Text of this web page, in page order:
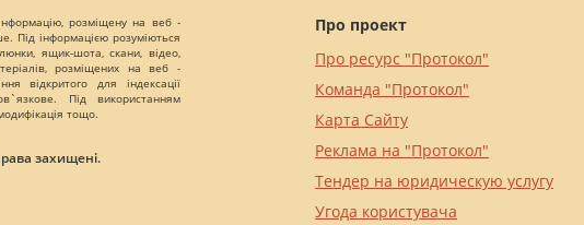
розміщену на веб -
Під інформацією розуміються
ящик-шота, скани, відео,
розміщених на веб -
відкритого для індексації
Під використанням
тощо.
захищені.
Про проект
Про ресурс "Протокол"
Команда "Протокол"
Карта Сайту
Реклама на "Протокол"
Тендер на юридическую услугу
Угода користувача